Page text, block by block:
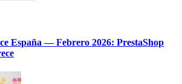
España — Febrero 2026: PrestaShop